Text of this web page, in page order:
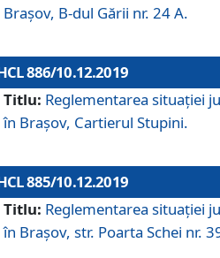
Brașov, B-dul Gării nr. 24 A.
886/10.12.2019
Titlu: Reglementarea situaţiei
în Braşov, Cartierul Stupini.
885/10.12.2019
Titlu: Reglementarea situației
în Brașov, str. Poarta Schei nr.